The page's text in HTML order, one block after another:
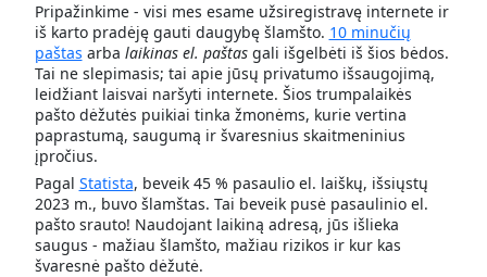
Pripažinkime - visi mes esame užsiregistravę internete ir
iš karto pradėję gauti daugybę šlamšto. 10 minučių
paštas arba laikinas el. paštasgali išgelbėti iš šios bėdos.
Tai ne slepimasis; tai apie jūsų privatumo išsaugojimą,
leidžiant laisvai naršyti internete. Šios trumpalaikės
pašto dėžutės puikiai tinka žmonėms, kurie vertina
paprastumą, saugumą ir švaresnius skaitmeninius
įpročius.
Pagal Statista, beveik 45 % pasaulio el. laiškų, išsiųstų
2023 m., buvo šlamštas. Tai beveik pusė pasaulinio el.
pašto srauto! Naudojant laikiną adresą, jūs išlieka
saugus - mažiau šlamšto, mažiau rizikos ir kur kas
švaresnė pašto dėžutė.